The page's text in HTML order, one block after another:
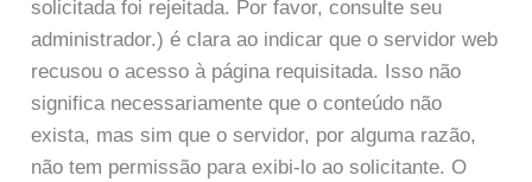
solicitada foi rejeitada. Por favor, consulte seu
administrador.) é clara ao indicar que o servidor web
recusou o acesso à página requisitada. Isso não
significa necessariamente que o conteúdo não
exista, mas sim que o servidor, por alguma razão,
não tem permissão para exibi-lo ao solicitante. O